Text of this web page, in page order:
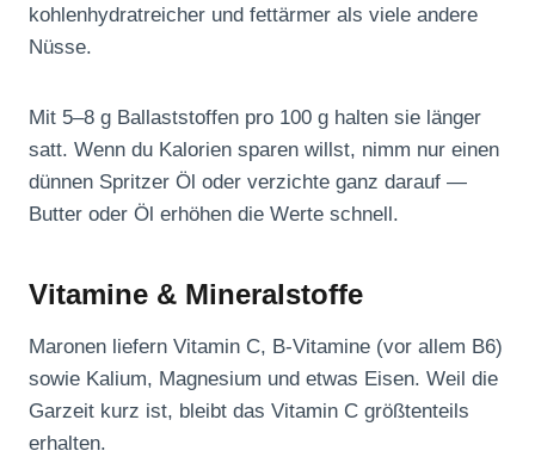
kohlenhydratreicher und fettärmer als viele andere
Nüsse.
Mit 5–8 g Ballaststoffen pro 100 g halten sie länger
satt. Wenn du Kalorien sparen willst, nimm nur einen
dünnen Spritzer Öl oder verzichte ganz darauf —
Butter oder Öl erhöhen die Werte schnell.
Vitamine & Mineralstoffe
Maronen liefern Vitamin C, B-Vitamine (vor allem B6)
sowie Kalium, Magnesium und etwas Eisen. Weil die
Garzeit kurz ist, bleibt das Vitamin C größtenteils
erhalten.